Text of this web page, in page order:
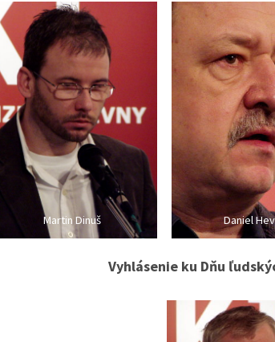
Martin Dinuš Daniel
Vyhlásenie ku Dňu